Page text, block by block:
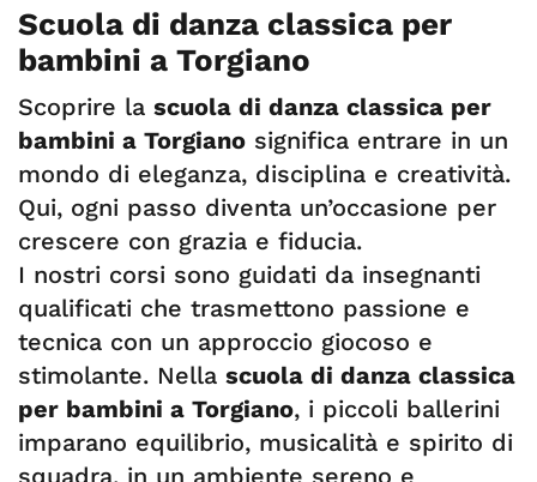
Scuola di danza classica per
bambini a Torgiano
Scoprire la scuola di danza classica per
bambini a Torgiano significa entrare in un
mondo di eleganza, disciplina e creatività.
Qui, ogni passo diventa un’occasione per
crescere con grazia e fiducia.
I nostri corsi sono guidati da insegnanti
qualificati che trasmettono passione e
tecnica con un approccio giocoso e
stimolante. Nella scuola di danza classica
per bambini a Torgiano, i piccoli ballerini
imparano equilibrio, musicalità e spirito di
squadra, in un ambiente sereno e